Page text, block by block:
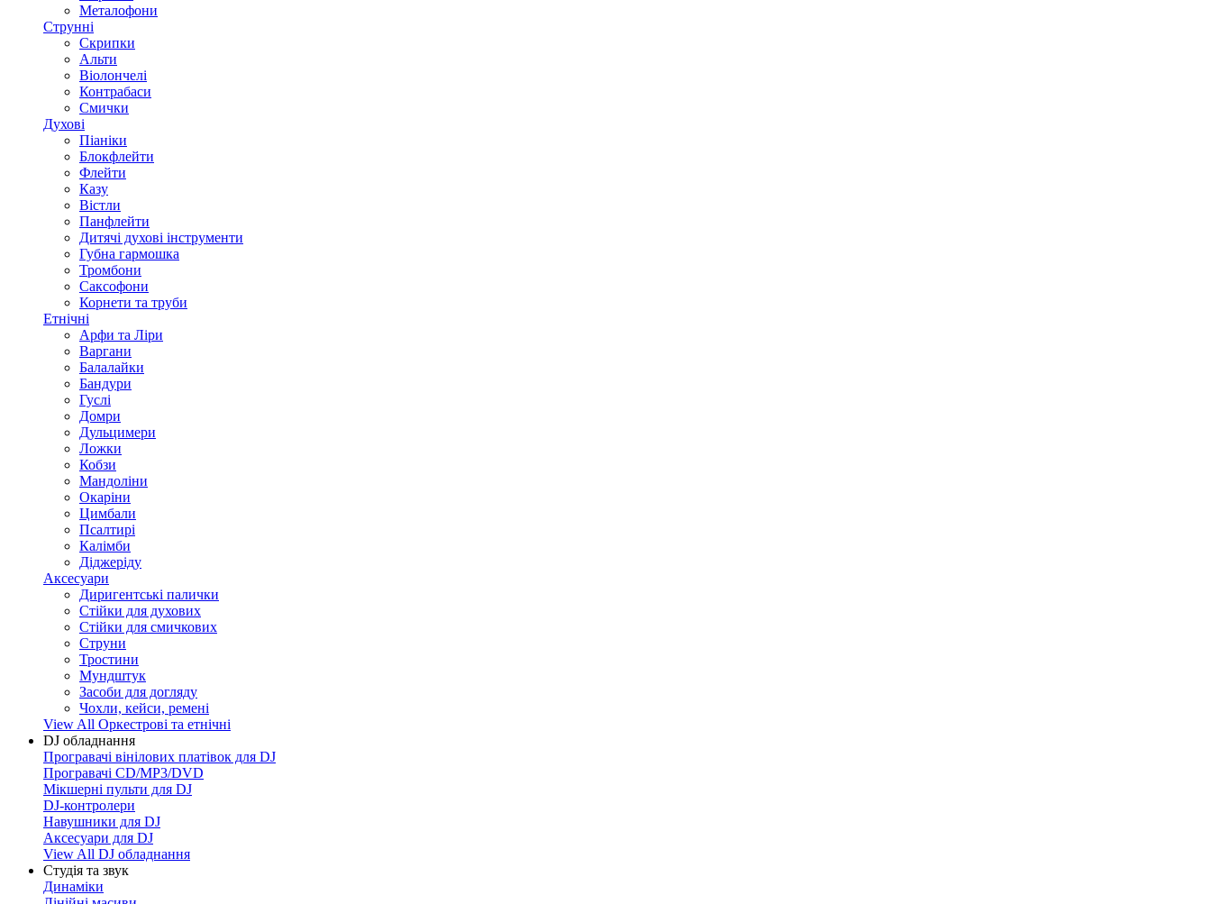
Металофони
Струнні
Скрипки
Альти
Віолончелі
Контрабаси
Смички
Духові
Піаніки
Блокфлейти
Флейти
Казу
Вістли
Панфлейти
Дитячі духові інструменти
Губна гармошка
Тромбони
Саксофони
Корнети та труби
Етнічні
Арфи та Ліри
Варгани
Балалайки
Бандури
Гуслі
Домри
Дульцимери
Ложки
Кобзи
Мандоліни
Окаріни
Цимбали
Псалтирі
Калімби
Діджеріду
Аксесуари
Диригентські палички
Стійки для духових
Стійки для смичкових
Струни
Тростини
Мундштук
Засоби для догляду
Чохли, кейси, ремені
View All Оркестрові та етнічні
DJ обладнання
Програвачі вінілових платівок для DJ
Програвачі CD/MP3/DVD
Мікшерні пульти для DJ
DJ-контролери
Навушники для DJ
Аксесуари для DJ
View All DJ обладнання
Студія та звук
Динаміки